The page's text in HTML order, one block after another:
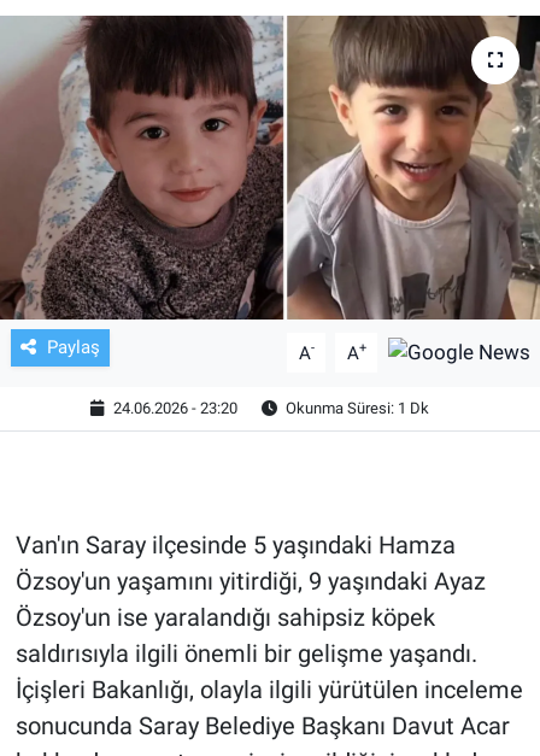
Paylaş A- A+
24.06.2026 - 23:20 Okunma Süresi: 1 Dk
Van'ın Saray ilçesinde 5 yaşındaki Hamza
Özsoy'un yaşamını yitirdiği, 9 yaşındaki Ayaz
Özsoy'un ise yaralandığı sahipsiz köpek
saldırısıyla ilgili önemli bir gelişme yaşandı.
İçişleri Bakanlığı, olayla ilgili yürütülen inceleme
sonucunda Saray Belediye Başkanı Davut Acar
TV VE SİNEMA
BASKETBOL
SAĞLIK
GENEL
KÜLTÜR SANAT
ASAYİŞ
EKONOMİ
HABERDE İNSAN
POLİTİKA
SPOR